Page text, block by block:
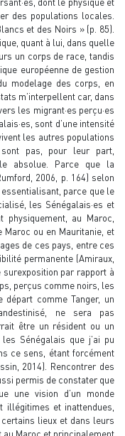
des populations locales.
et des Noirs » (p. 85).
quant à lui, dans quelle
un corps de race, tandis
européenne de gestion
modelage des corps, en
m’interpellent car, dans
les migrant·es perçu·es
sont d’une intensité
les autres populations
pas, pour leur part,
absolue. Parce que la
2006, p. 164) selon
parce que le
les Sénégalais·es et
physiquement, au Maroc,
ou en Mauritanie, et
de ces pays, entre ces
permanente (Amiraux,
par rapport à
perçus comme noirs, les
comme Tanger, un
ne sera pas
être un résident ou un
Sénégalais que j’ai pu
ce sens, étant forcément
2014). Rencontrer des
permis de constater que
une vision d’un monde
illégitimes et inattendues,
lieux et dans leurs